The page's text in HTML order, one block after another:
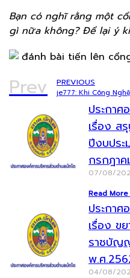
Bạn có nghĩ rằng một
gì nữa không? Để lại ý
Prev PREVIOUS
ประกาศ
เรื่อง ส
ปีงบปร
กรกฎา
07/08/
Read More
ประกาศ
เรื่อง ข
ราชบัญ
พ.ศ
04/08/